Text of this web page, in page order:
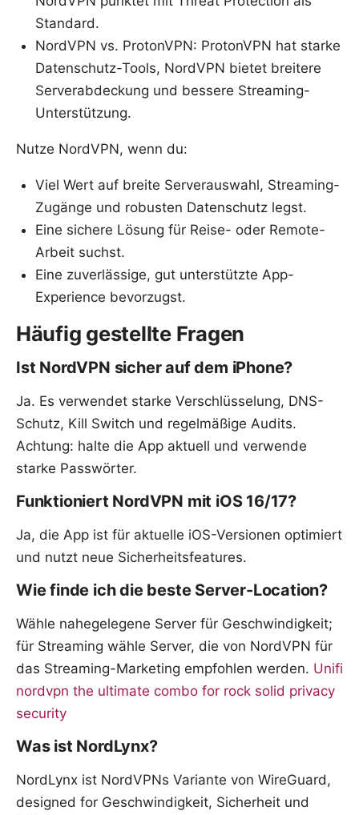
Standard.
NordVPN vs. ProtonVPN: ProtonVPN hat starke
Datenschutz-Tools, NordVPN bietet breitere
Serverabdeckung und bessere Streaming-
Unterstützung.
Nutze NordVPN, wenn du:
Viel Wert auf breite Serverauswahl, Streaming-
Zugänge und robusten Datenschutz legst.
Eine sichere Lösung für Reise- oder Remote-
Arbeit suchst.
Eine zuverlässige, gut unterstützte App-
Experience bevorzugst.
Häufig gestellte Fragen
Ist NordVPN sicher auf dem iPhone?
Ja. Es verwendet starke Verschlüsselung, DNS-
Schutz, Kill Switch und regelmäßige Audits.
Achtung: halte die App aktuell und verwende
starke Passwörter.
Funktioniert NordVPN mit iOS 16/17?
Ja, die App ist für aktuelle iOS-Versionen optimiert
und nutzt neue Sicherheitsfeatures.
Wie finde ich die beste Server-Location?
Wähle nahegelegene Server für Geschwindigkeit;
für Streaming wähle Server, die von NordVPN für
das Streaming-Marketing empfohlen werden. Unifi
nordvpn the ultimate combo for rock solid privacy
security
Was ist NordLynx?
NordLynx ist NordVPNs Variante von WireGuard,
designed for Geschwindigkeit, Sicherheit und